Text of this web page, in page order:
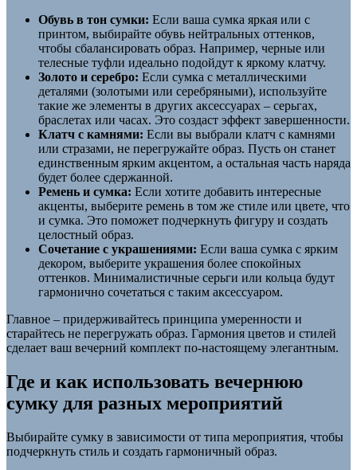
Обувь в тон сумки: Если ваша сумка яркая или с
принтом, выбирайте обувь нейтральных оттенков,
чтобы сбалансировать образ. Например, черные или
телесные туфли идеально подойдут к яркому клатчу.
Золото и серебро: Если сумка с металлическими
деталями (золотыми или серебряными), используйте
такие же элементы в других аксессуарах – серьгах,
браслетах или часах. Это создаст эффект завершенности.
Клатч с камнями: Если вы выбрали клатч с камнями
или стразами, не перегружайте образ. Пусть он станет
единственным ярким акцентом, а остальная часть наряда
будет более сдержанной.
Ремень и сумка: Если хотите добавить интересные
акценты, выберите ремень в том же стиле или цвете, что
и сумка. Это поможет подчеркнуть фигуру и создать
целостный образ.
Сочетание с украшениями: Если ваша сумка с ярким
декором, выберите украшения более спокойных
оттенков. Минималистичные серьги или кольца будут
гармонично сочетаться с таким аксессуаром.
Главное – придерживайтесь принципа умеренности и
старайтесь не перегружать образ. Гармония цветов и стилей
сделает ваш вечерний комплект по-настоящему элегантным.
Где и как использовать вечернюю
сумку для разных мероприятий
Выбирайте сумку в зависимости от типа мероприятия, чтобы
подчеркнуть стиль и создать гармоничный образ.